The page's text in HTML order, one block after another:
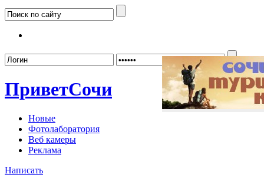
ПриветСочи
Новые
Фотолаборатория
Веб камеры
Реклама
Написать